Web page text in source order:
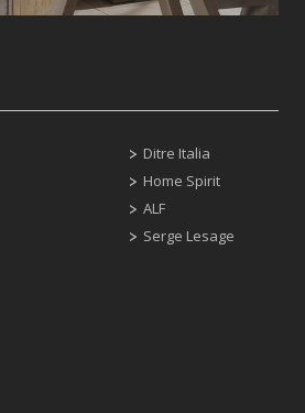
Ditre Italia
Home Spirit
ALF
Serge Lesage